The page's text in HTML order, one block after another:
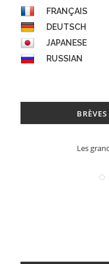
FRANÇAIS
DEUTSCH
JAPANESE
RUSSIAN
Les